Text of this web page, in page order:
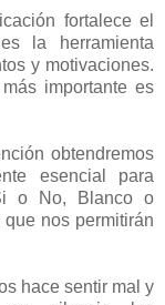
fortalece el
la herramienta
y motivaciones.
importante es
obtendremos
esencial para
o No, Blanco o
nos permitirán
hace sentir mal y